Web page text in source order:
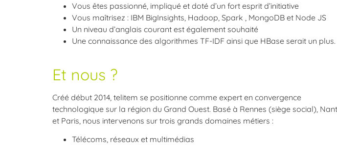
Vous êtes passionné, impliqué et doté d’un fort esprit d’initiative
Vous maîtrisez : IBM BigInsights, Hadoop, Spark , MongoDB et Node JS
Un niveau d’anglais courant est également souhaité
Une connaissance des algorithmes TF-IDF ainsi que HBase serait un plus.
Et nous ?
Créé début 2014, telitem se positionne comme expert en convergence
technologique sur la région du Grand Ouest. Basé à Rennes (siège social),
et Paris, nous intervenons sur trois grands domaines métiers :
Télécoms, réseaux et multimédias